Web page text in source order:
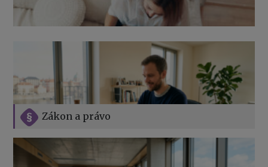
Zákon a právo
Jak na podnikání při rodičovské dovolené